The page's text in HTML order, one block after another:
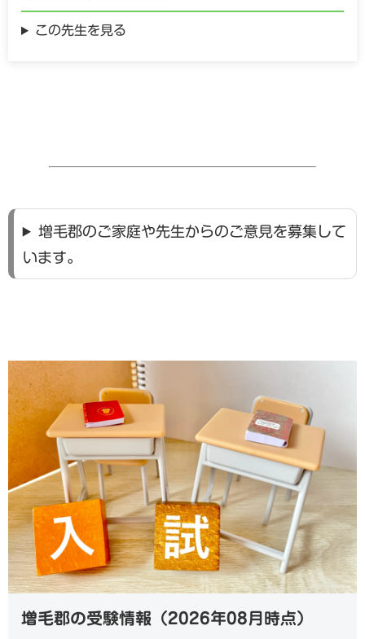
この先生を見る
増毛郡のご家庭や先生からのご意見を募集して
います。
増毛郡の受験情報（2026年08月時点）